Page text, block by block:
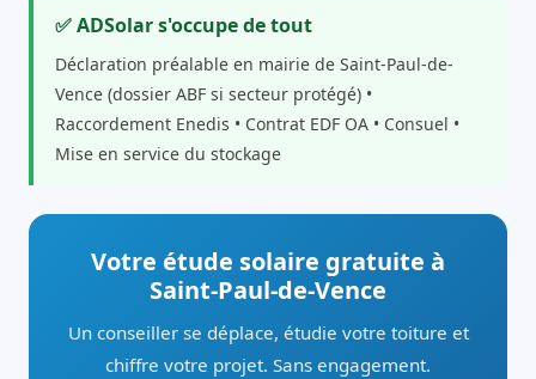
✅ ADSolar s'occupe de tout
Déclaration préalable en mairie de Saint-Paul-de-
Vence (dossier ABF si secteur protégé) •
Raccordement Enedis • Contrat EDF OA • Consuel •
Mise en service du stockage
Votre étude solaire gratuite à
Saint-Paul-de-Vence
Un conseiller se déplace, étudie votre toiture et
chiffre votre projet. Sans engagement.